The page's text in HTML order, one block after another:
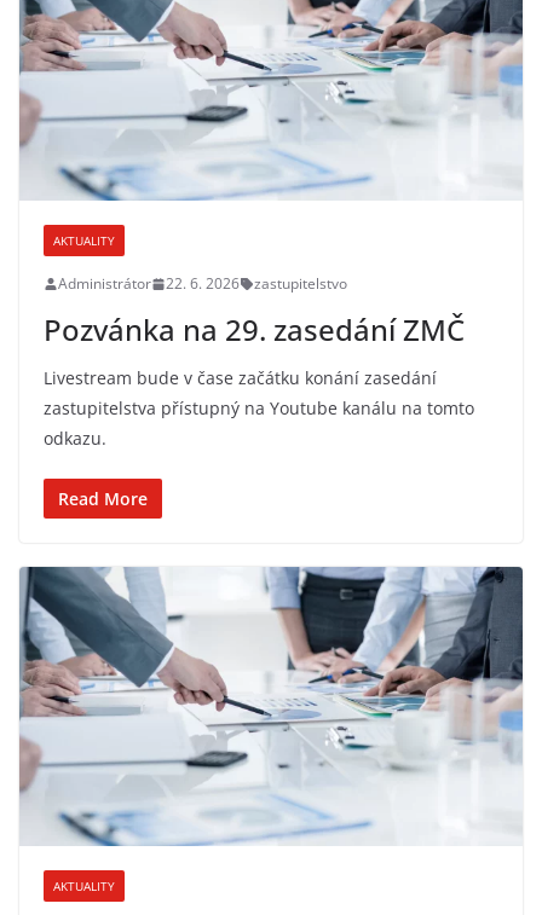
AKTUALITY
Administrátor 22. 6. 2026 zastupitelstvo
Pozvánka na 29. zasedání ZMČ
Livestream bude v čase začátku konání zasedání
zastupitelstva přístupný na Youtube kanálu na tomto
odkazu.
Read More
AKTUALITY